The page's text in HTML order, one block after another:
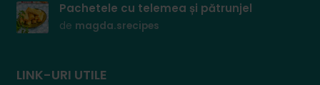
Pachetele cu telemea și pătrunjel
de magda.srecipes
LINK-URI UTILE